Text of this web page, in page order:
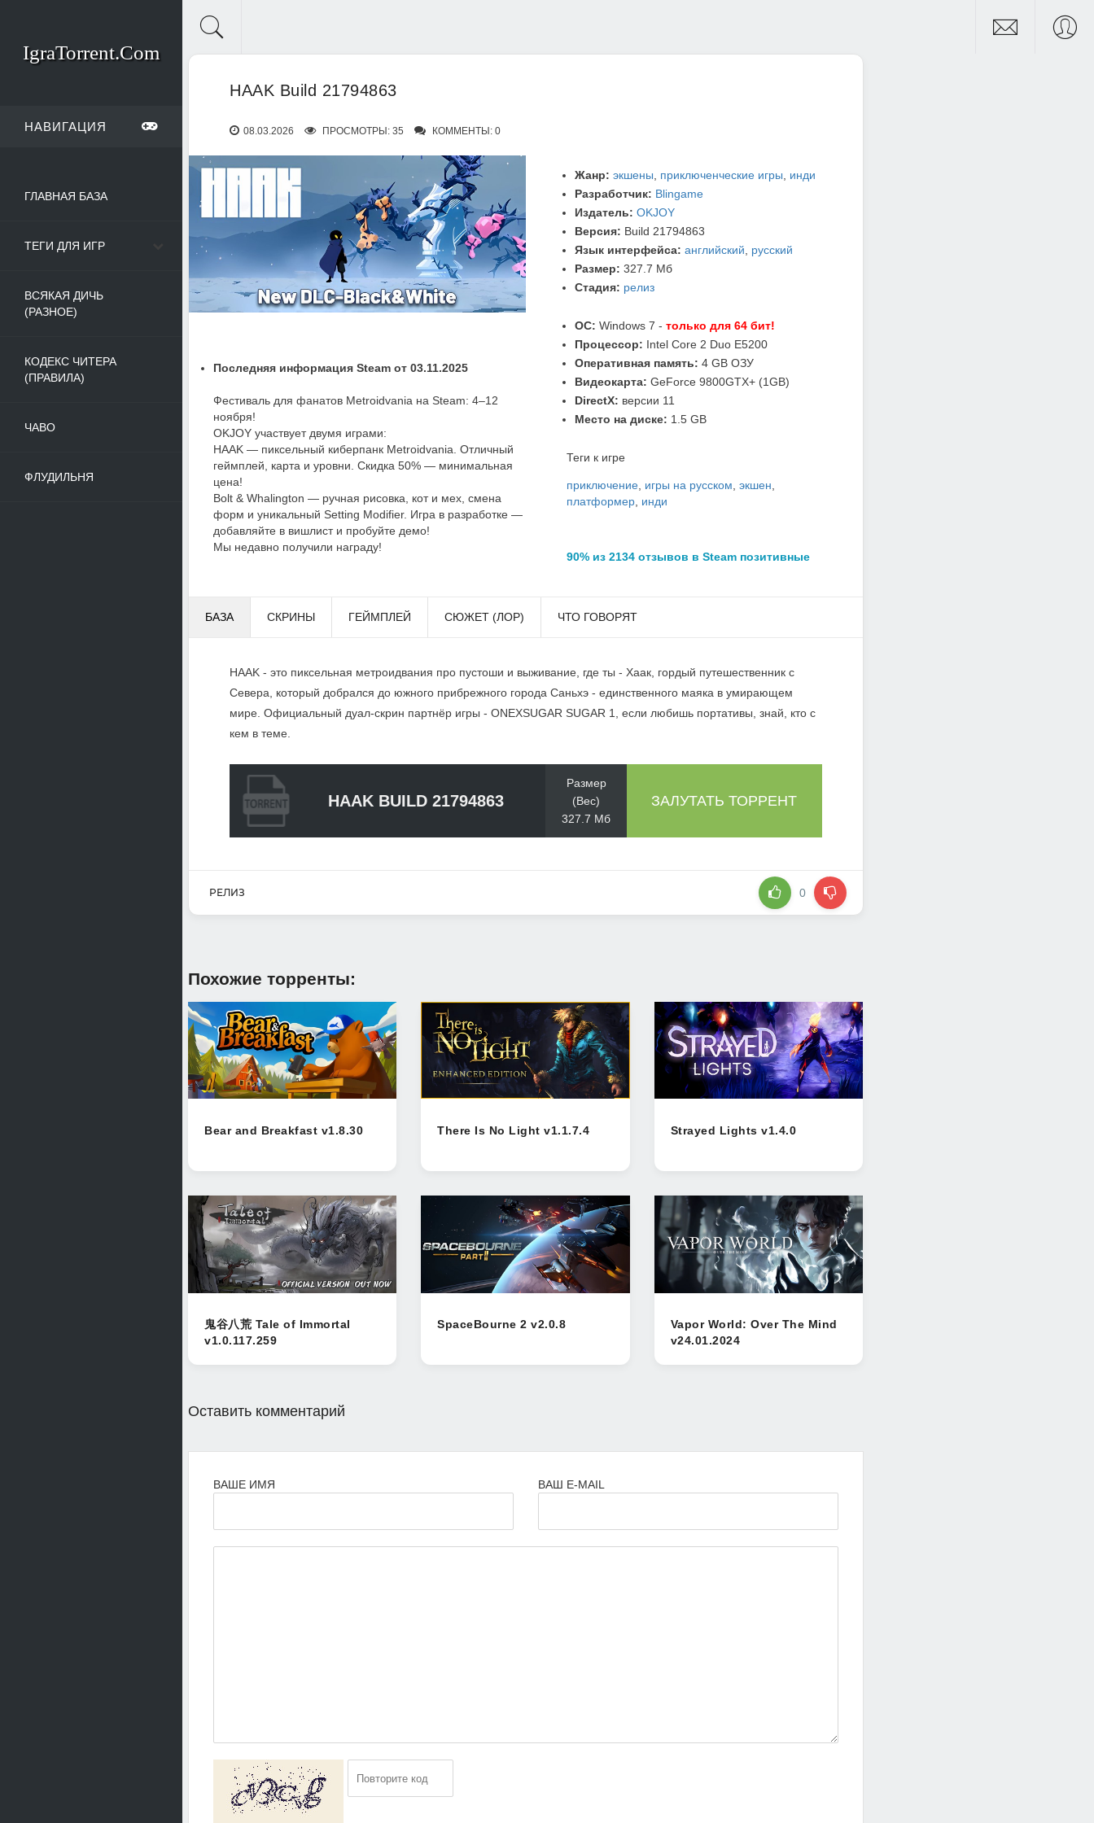
IgraTorrent.Com
НАВИГАЦИЯ
ГЛАВНАЯ БАЗА
ТЕГИ ДЛЯ ИГР
ВСЯКАЯ ДИЧЬ
(РАЗНОЕ)
КОДЕКС ЧИТЕРА
(ПРАВИЛА)
ЧАВО
ФЛУДИЛЬНЯ
HAAK Build 21794863
08.03.2026 ПРОСМОТРЫ: 35 КОММЕНТЫ: 0
Последняя информация Steam от 03.11.2025
Фестиваль для фанатов Metroidvania на Steam: 4–12
ноября!
OKJOY участвует двумя играми:
HAAK — пиксельный киберпанк Metroidvania. Отличный
геймплей, карта и уровни. Скидка 50% — минимальная
цена!
Bolt & Whalington — ручная рисовка, кот и мех, смена
форм и уникальный Setting Modifier. Игра в разработке —
добавляйте в вишлист и пробуйте демо!
Мы недавно получили награду!
Жанр: экшены приключенческие игры
инди
Разработчик: Blingame
Издатель: OKJOY
Версия: Build 21794863
Язык интерфейса: английский
русский
Размер: 327.7 Мб
Стадия: релиз
ОС: Windows 7 - только для 64 бит!
Процессор: Intel Core 2 Duo E5200
Оперативная память: 4 GB ОЗУ
Видеокарта: GeForce 9800GTX+ (1GB)
DirectX: версии 11
Место на диске: 1.5 GB
Теги к игре
приключение, игры на русском экшен
платформер, инди
90% из 2134 отзывов в Steam позитивные
БАЗА СКРИНЫ ГЕЙМПЛЕЙ СЮЖЕТ (ЛОР) ЧТО ГОВОРЯТ
HAAK - это пиксельная метроидвания про пустоши и выживание, где ты - Хаак, гордый путешественник с
Севера, который добрался до южного прибрежного города Саньхэ - единственного маяка в умирающем
мире. Официальный дуал-скрин партнёр игры - ONEXSUGAR SUGAR 1, если любишь портативы, знай, кто с
кем в теме.
HAAK BUILD 21794863
Размер
(Вес)
327.7 Мб
ЗАЛУТАТЬ ТОРРЕНТ
РЕЛИЗ 0
Похожие торренты:
Bear and Breakfast v1.8.30 There Is No Light v1.1.7.4 Strayed Lights v1.4.0
鬼谷八荒 Tale of Immortal
v1.0.117.259
SpaceBourne 2 v2.0.8
Vapor World: Over The Mind
v24.01.2024
Оставить комментарий
ВАШЕ ИМЯ ВАШ E-MAIL